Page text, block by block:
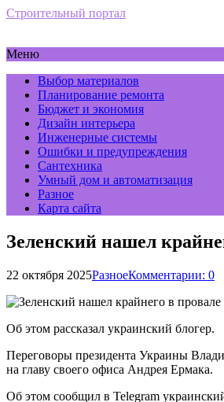
Строительный портал
Меню
Выбор материалов
Планирование ремонта
Бюджет и экономия
Дизайн интерьера
Инженерные системы
Ошибки и предупреждения
Сантехника
Умный дом и автоматизация
Разное
Карта сайта
Зеленский нашел
22 октября 2025РазноеКомментарии: 0
Об этом рассказал украинский блогер.
Переговоры президента Украины
на главу своего офиса Андрея Ермака.
Об этом сообщил в Telegram